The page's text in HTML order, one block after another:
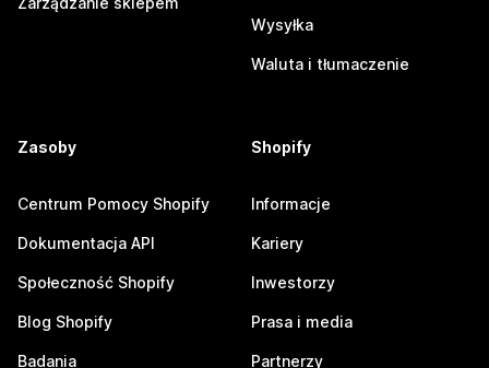
Wysyłka
Waluta i tłumaczenie
Zasoby
Centrum Pomocy Shopify
Dokumentacja API
Społeczność Shopify
Blog Shopify
Badania
Shopify
Informacje
Kariery
Inwestorzy
Prasa i media
Partnerzy